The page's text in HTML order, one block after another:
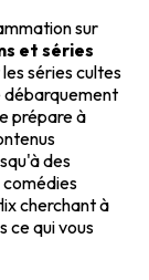
sur
et séries
séries cultes
débarquement
prépare à
des
cherchant à
ce qui vous